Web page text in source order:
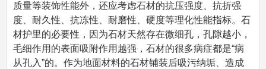
质量等装饰性能外，还应考虑石材的抗压强度、抗折强
度、耐久性、抗冻性、耐磨性、硬度等理化性能指标。石
材护里的必要性，因为石材天然存在微细孔，孔隙越小，
毛细作用的表面吸附作用越强，石材的很多病症都是“病
从孔入”的。作为地面材料的石材铺装后吸污纳垢、造成